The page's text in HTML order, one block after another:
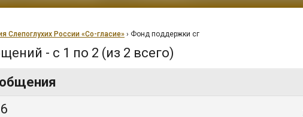
Слепоглухих России «Со-гласие» › Фонд поддержки сг
- с 1 по 2 (из 2 всего)